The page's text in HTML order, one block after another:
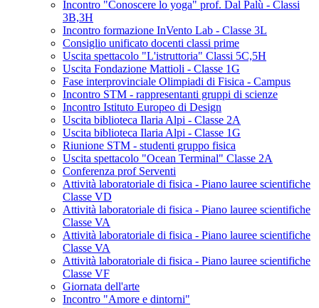
Incontro "Conoscere lo yoga" prof. Dal Palù - Classi
3B,3H
Incontro formazione InVento Lab - Classe 3L
Consiglio unificato docenti classi prime
Uscita spettacolo "L'istruttoria" Classi 5C,5H
Uscita Fondazione Mattioli - Classe 1G
Fase interprovinciale Olimpiadi di Fisica - Campus
Incontro STM - rappresentanti gruppi di scienze
Incontro Istituto Europeo di Design
Uscita biblioteca Ilaria Alpi - Classe 2A
Uscita biblioteca Ilaria Alpi - Classe 1G
Riunione STM - studenti gruppo fisica
Uscita spettacolo "Ocean Terminal" Classe 2A
Conferenza prof Serventi
Attività laboratoriale di fisica - Piano lauree scientifiche
Classe VD
Attività laboratoriale di fisica - Piano lauree scientifiche
Classe VA
Attività laboratoriale di fisica - Piano lauree scientifiche
Classe VA
Attività laboratoriale di fisica - Piano lauree scientifiche
Classe VF
Giornata dell'arte
Incontro "Amore e dintorni"